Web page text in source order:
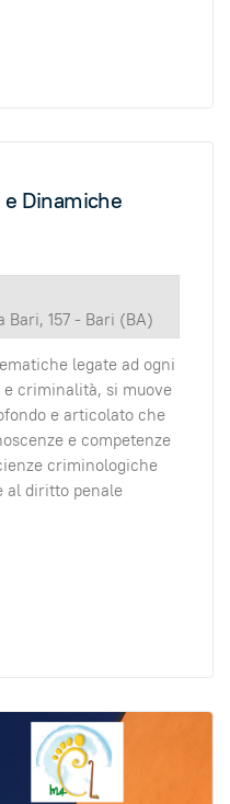
e Dinamiche
Bari, 157 - Bari (BA)
legate ad ogni
criminalità, si muove
e articolato che
e competenze
criminologiche
al diritto penale